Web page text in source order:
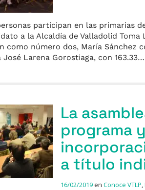
participan en las primarias
a la Alcaldía de Valladolid
como número dos, María Sánchez
José Larena Gorostiaga, con 163.33…
La
programa
a título
16/02/2019en Conoce VTLP,